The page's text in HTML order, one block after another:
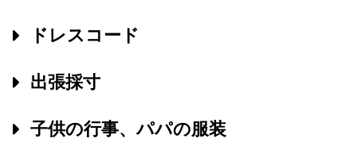
ドレスコード
出張採寸
子供の行事、パパの服装